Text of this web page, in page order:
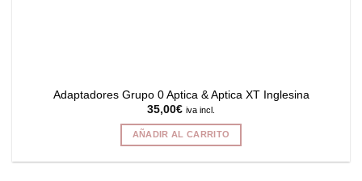
Adaptadores Grupo 0 Aptica & Aptica XT Inglesina
35,00€ iva incl.
AÑADIR AL CARRITO